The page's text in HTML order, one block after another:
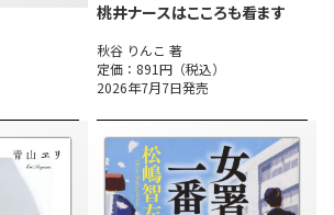
桃井ナースはこころも看ます
秋谷 りんこ 著
定価：891円（税込）
2026年7月7日発売